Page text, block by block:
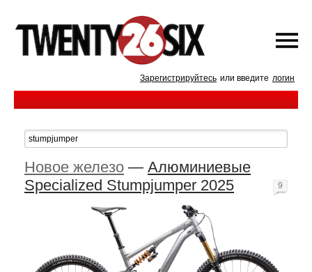
Зарегистрируйтесь или введите логин
Новое железо — Алюминиевые
Specialized Stumpjumper 2025
9